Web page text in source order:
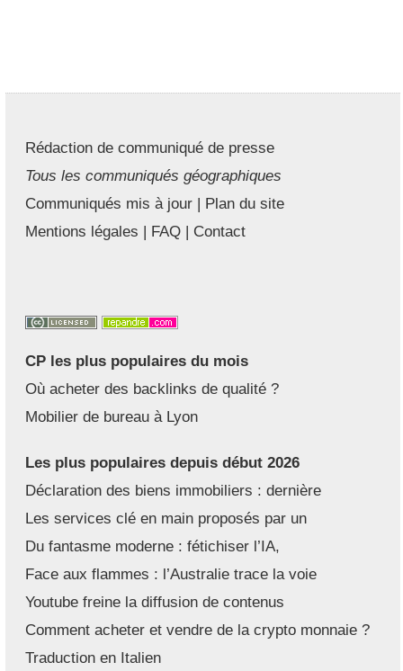
Rédaction de communiqué de presse
Tous les communiqués géographiques
Communiqués mis à jour | Plan du site
Mentions légales | FAQ | Contact
CP les plus populaires du mois
Où acheter des backlinks de qualité ?
Mobilier de bureau à Lyon
Les plus populaires depuis début 2026
Déclaration des biens immobiliers : dernière
Les services clé en main proposés par un
Du fantasme moderne : fétichiser l’IA,
Face aux flammes : l’Australie trace la voie
Youtube freine la diffusion de contenus
Comment acheter et vendre de la crypto monnaie ?
Traduction en Italien